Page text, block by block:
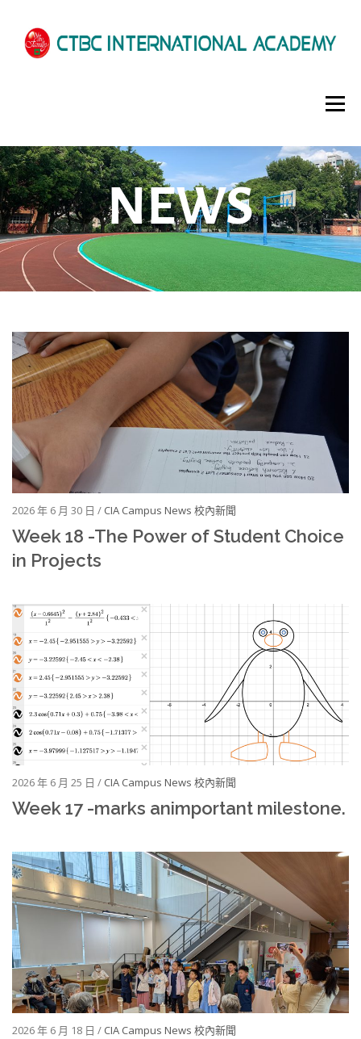
選單
HOME ABOUT US
ACADEMICS SCHOOL LIFE NEWS
PATHWAYS LOCATION ENROLLMENT INFO
SCHEDULE CONTACT US INTERVIEW
NEWS
2026 年 6 月 30 日 / CIA Campus News 校內新聞
Week 18 -The Power of Student Choice
in Projects
2026 年 6 月 25 日 / CIA Campus News 校內新聞
Week 17 -marks animportant milestone.
2026 年 6 月 18 日 / CIA Campus News 校內新聞